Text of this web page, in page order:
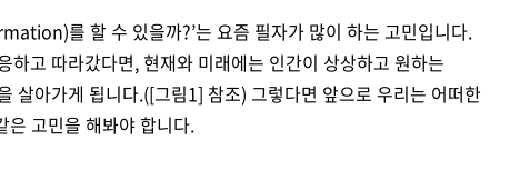
를 할 수 있을까?’는 요즘 필자가 많이 하는 고민입니다.
고 따라갔다면, 현재와 미래에는 인간이 상상하고 원하는
살아가게 됩니다.([그림1] 참조) 그렇다면 앞으로 우리는 어떠한
은 고민을 해봐야 합니다.